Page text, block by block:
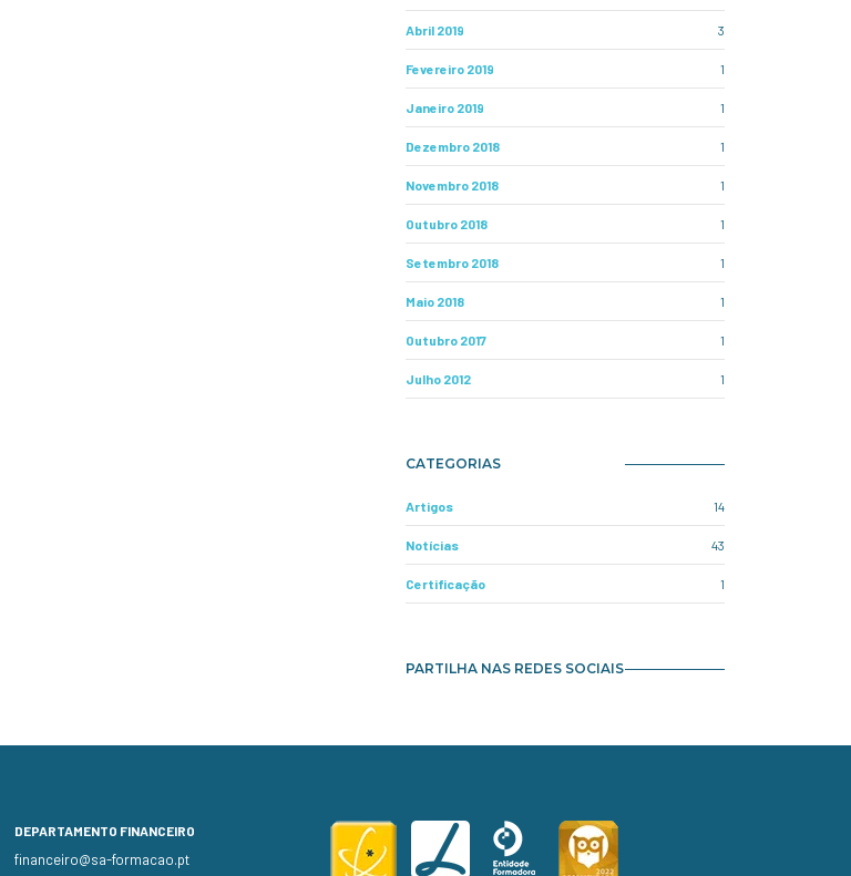
Abril 2019 3
Fevereiro 2019 1
Janeiro 2019 1
Dezembro 2018 1
Novembro 2018 1
Outubro 2018 1
Setembro 2018 1
Maio 2018 1
Outubro 2017 1
Julho 2012 1
CATEGORIAS
Artigos 14
Notícias 43
Certificação 1
PARTILHA NAS REDES SOCIAIS
DEPARTAMENTO FINANCEIRO
financeiro@sa-formacao.pt